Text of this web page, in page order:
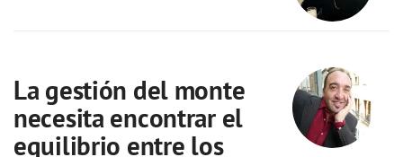
La gestión del monte
necesita encontrar el
equilibrio entre los